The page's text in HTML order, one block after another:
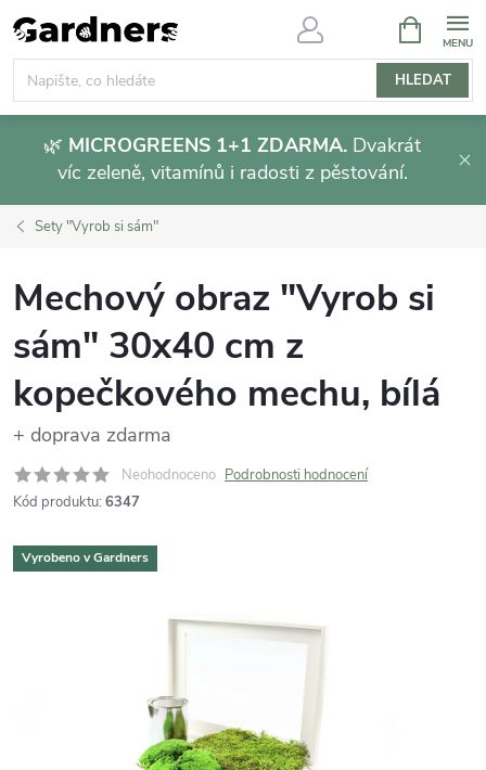
Přejít
na
obsah
HLEDAT
NÁKUPNÍ
KOŠÍK
🌿 MICROGREENS 1+1 ZDARMA. Dvakrát
víc zeleně, vitamínů i radosti z pěstování.
Sety "Vyrob si sám"
Mechový obraz "Vyrob si
sám" 30x40 cm z
kopečkového mechu, bílá
+ doprava zdarma
Neohodnoceno Podrobnosti hodnocení
Kód produktu: 6347
Vyrobeno v Gardners